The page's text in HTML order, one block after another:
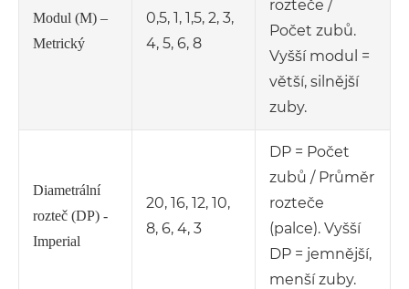
Modul (M) –
Metrický
0,5, 1, 1,5, 2, 3,
4, 5, 6, 8
rozteče /
Počet zubů.
Vyšší modul =
větší, silnější
zuby.
Diametrální
rozteč (DP) -
Imperial
20, 16, 12, 10,
8, 6, 4, 3
DP = Počet
zubů / Průměr
rozteče
(palce). Vyšší
DP = jemnější,
menší zuby.